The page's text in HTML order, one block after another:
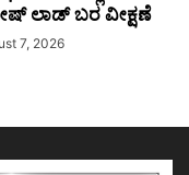
ಲಾಡ್ ಬರ ವೀಕ್ಷಣೆ
7, 2026